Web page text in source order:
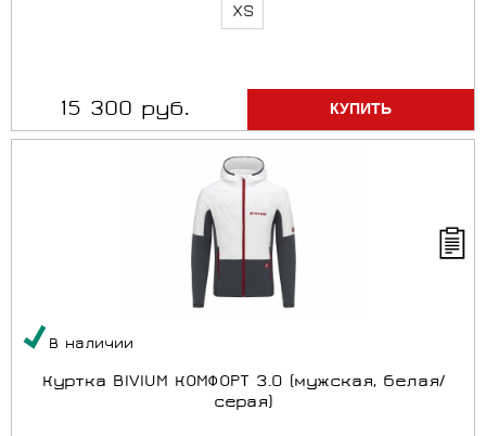
XS
15 300 руб.
В наличии
Куртка BIVIUM КОМФОРТ 3.0 (мужская, белая/
серая)